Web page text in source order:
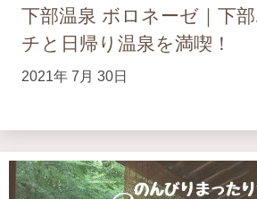
下部温泉 ボロネーゼ｜下
チと日帰り温泉を満喫！
2021年 7月 30日